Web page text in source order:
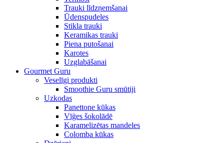
Trauki līdzņemšanai
Ūdenspudeles
Stikla trauki
Keramikas trauki
Piena putošanai
Karotes
Uzglabāšanai
Gourmet Guru
Veselīgi produkti
Smoothie Guru smūtiji
Uzkodas
Panettone kūkas
Vīģes šokolādē
Karamelizētas mandeles
Colomba kūkas